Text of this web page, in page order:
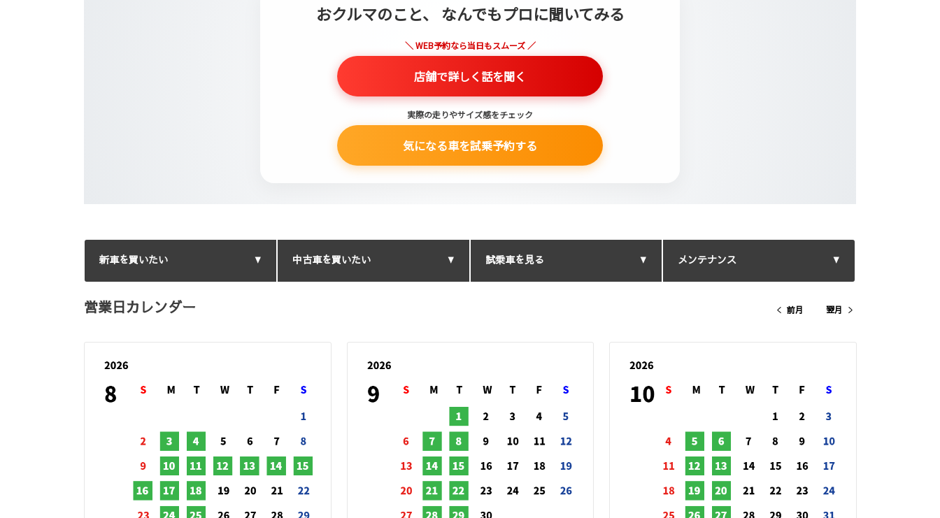
おクルマのこと、 なんでもプロに聞いてみる
＼ WEB予約なら当日もスムーズ ／
店舗で詳しく話を聞く
実際の走りやサイズ感をチェック
気になる車を試乗予約する
新車を買いたい 中古車を買いたい 試乗車を見る メンテナンス
営業日カレンダー 前月 翌月